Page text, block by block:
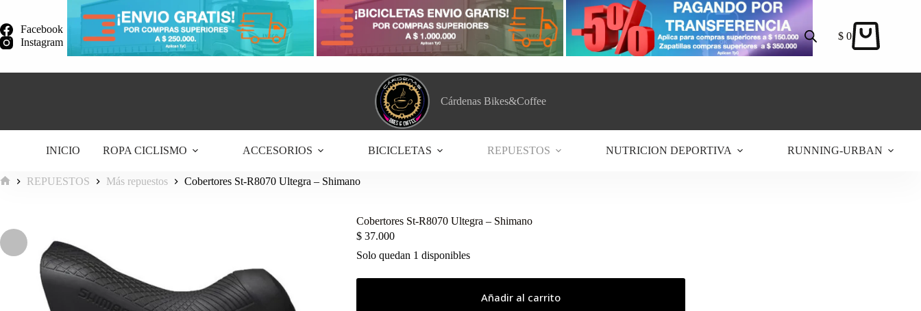
contenidoFacebook
Instagram
Carro
$ 0
Cárdenas Bikes&Coffee
INICIO ROPA CICLISMO ACCESORIOS BICICLETAS REPUESTOS NUTRICION DEPORTIVA RUNNING-URBAN
REPUESTOS Más repuestos Cobertores St-R8070 Ultegra – Shimano
Cobertores St-R8070 Ultegra – Shimano
$ 37.000
Solo quedan 1 disponibles
Añadir al carrito